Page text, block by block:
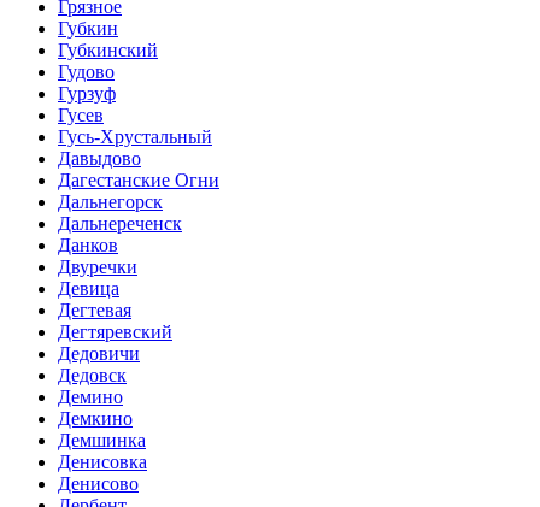
Грязное
Губкин
Губкинский
Гудово
Гурзуф
Гусев
Гусь-Хрустальный
Давыдово
Дагестанские Огни
Дальнегорск
Дальнереченск
Данков
Двуречки
Девица
Дегтевая
Дегтяревский
Дедовичи
Дедовск
Демино
Демкино
Демшинка
Денисовка
Денисово